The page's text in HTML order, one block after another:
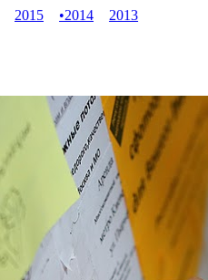
2015 •2014
2013